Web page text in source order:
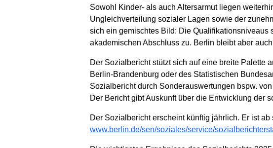
Sowohl Kinder- als auch Altersarmut liegen
Ungleichverteilung sozialer Lagen sowie der
sich ein gemischtes Bild: Die Qualifikationsniveaus
akademischen Abschluss zu. Berlin bleibt aber
Der Sozialbericht stützt sich auf eine breite Palette
Berlin-Brandenburg oder des Statistischen
Sozialbericht durch Sonderauswertungen bspw.
Der Bericht gibt Auskunft über die Entwicklung der
Der Sozialbericht erscheint künftig jährlich. Er ist
www.berlin.de/sen/soziales/service/